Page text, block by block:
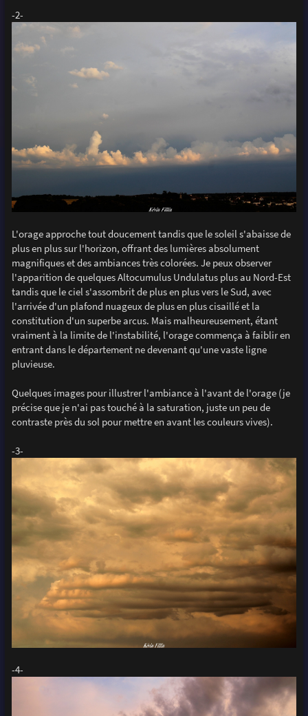
-2-
L'orage approche tout doucement tandis que le soleil s'abaisse de
plus en plus sur l'horizon, offrant des lumières absolument
magnifiques et des ambiances très colorées. Je peux observer
l'apparition de quelques Altocumulus Undulatus plus au Nord-Est
tandis que le ciel s'assombrit de plus en plus vers le Sud, avec
l'arrivée d'un plafond nuageux de plus en plus cisaillé et la
constitution d'un superbe arcus. Mais malheureusement, étant
vraiment à la limite de l'instabilité, l'orage commença à faiblir en
entrant dans le département ne devenant qu'une vaste ligne
pluvieuse.
Quelques images pour illustrer l'ambiance à l'avant de l'orage (je
précise que je n'ai pas touché à la saturation, juste un peu de
contraste près du sol pour mettre en avant les couleurs vives).
-3-
-4-